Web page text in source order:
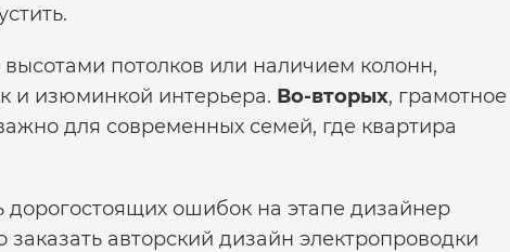
потолков или наличием колонн,
и изюминкой интерьера. Во-вторых, грамотное
для современных семей, где квартира
дорогостоящих ошибок на этапе дизайнер
заказать авторский дизайн электропроводки